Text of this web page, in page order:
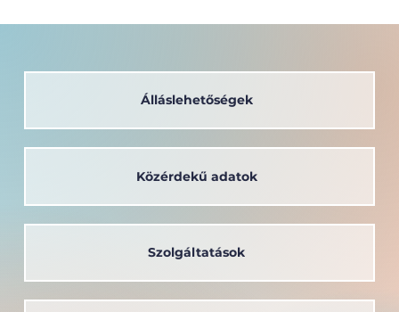
Álláslehetőségek
Szolgáltatások
Közérdekű adatok